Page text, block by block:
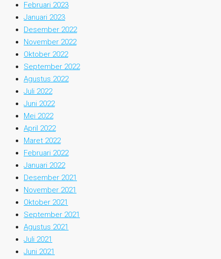
Februari 2023
Januari 2023
Desember 2022
November 2022
Oktober 2022
September 2022
Agustus 2022
Juli 2022
Juni 2022
Mei 2022
April 2022
Maret 2022
Februari 2022
Januari 2022
Desember 2021
November 2021
Oktober 2021
September 2021
Agustus 2021
Juli 2021
Juni 2021